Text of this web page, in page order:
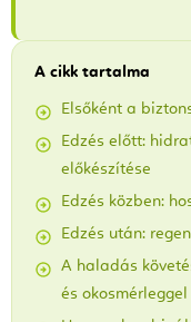
A cikk tartalma
Elsőként a
Edzés előtt:
előkészítése
Edzés közben:
Edzés után:
A haladás
és okosmérleggel